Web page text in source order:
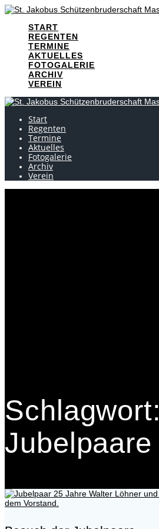
Skip
contentSTART
REGENTEN
TERMINE
AKTUELLES
FOTOGALERIE
ARCHIV
VEREIN
Start
Regenten
Termine
Aktuelles
Fotogalerie
Archiv
Verein
Schlagwort:
Jubelpaare